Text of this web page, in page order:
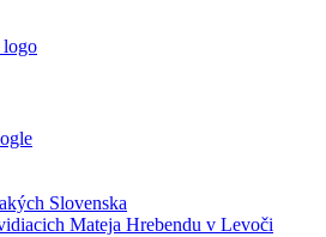
Slovenska
Mateja Hrebendu v Levoči